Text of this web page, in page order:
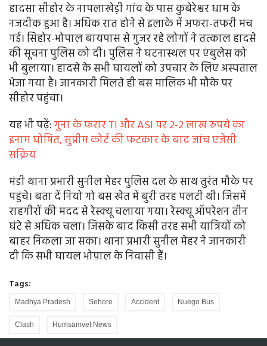
हादसा सीहोर के नापलाखेड़ी गांव के पास कुबेरेश्वर धाम के
नजदीक हुआ है। अधिक रात होने से इलाके में अफरा-तफरी मच
गई। सिहोर-भोपाल बायपास से गुजर रहे लोगों ने तत्काल हादसे
की सूचना पुलिस को दी। पुलिस ने घटनास्थल पर एंबुलेस को
भी बुलाया। हादसे के सभी घायलों को उपचार के लिए अस्पताल
भेजा गया है। जानकारी मिलते ही बस मालिक भी मौके पर
सीहोर पहुंचा।
यह भी पढ़ें:गुना के फरार TI और ASI पर 2-2 लाख रुपये का
इनाम घोषित, सुप्रीम कोर्ट की फटकार के बाद जांच एजेंसी
सक्रिय
मंडी थाना प्रभारी सुनील मेहर पुलिस दल के साथ तुरंत मौके पर
पहुंचे। बता दें नियो गो बस खेत में बुरी तरह पलटी थी। जिसमें
राहगीरों की मदद से रेस्क्यू चलाया गया। रेस्क्यू ऑपरेशन तीन
घंटे से अधिक चला। जिसके बाद किसी तरह सभी यात्रियों को
बाहर निकला जा सका। थाना प्रभारी सुनील मेहर ने जानकारी
दी कि सभी घायल भोपाल के निवासी हैं।
Tags:
Madhya Pradesh Sehore Accident Nuego Bus
Clash Humsamvet News